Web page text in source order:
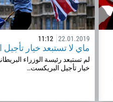
22.01.2019
11:12
ماي لا تستبعد خيار
لم تستبعد رئيسة الوزراء
خيار تأجيل البريكست…